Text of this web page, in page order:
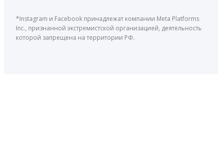
*Instagram и Facebook принадлежат компании Meta Platforms
Inc., признанной экстремистской организацией, деятельность
которой запрещена на территории РФ.